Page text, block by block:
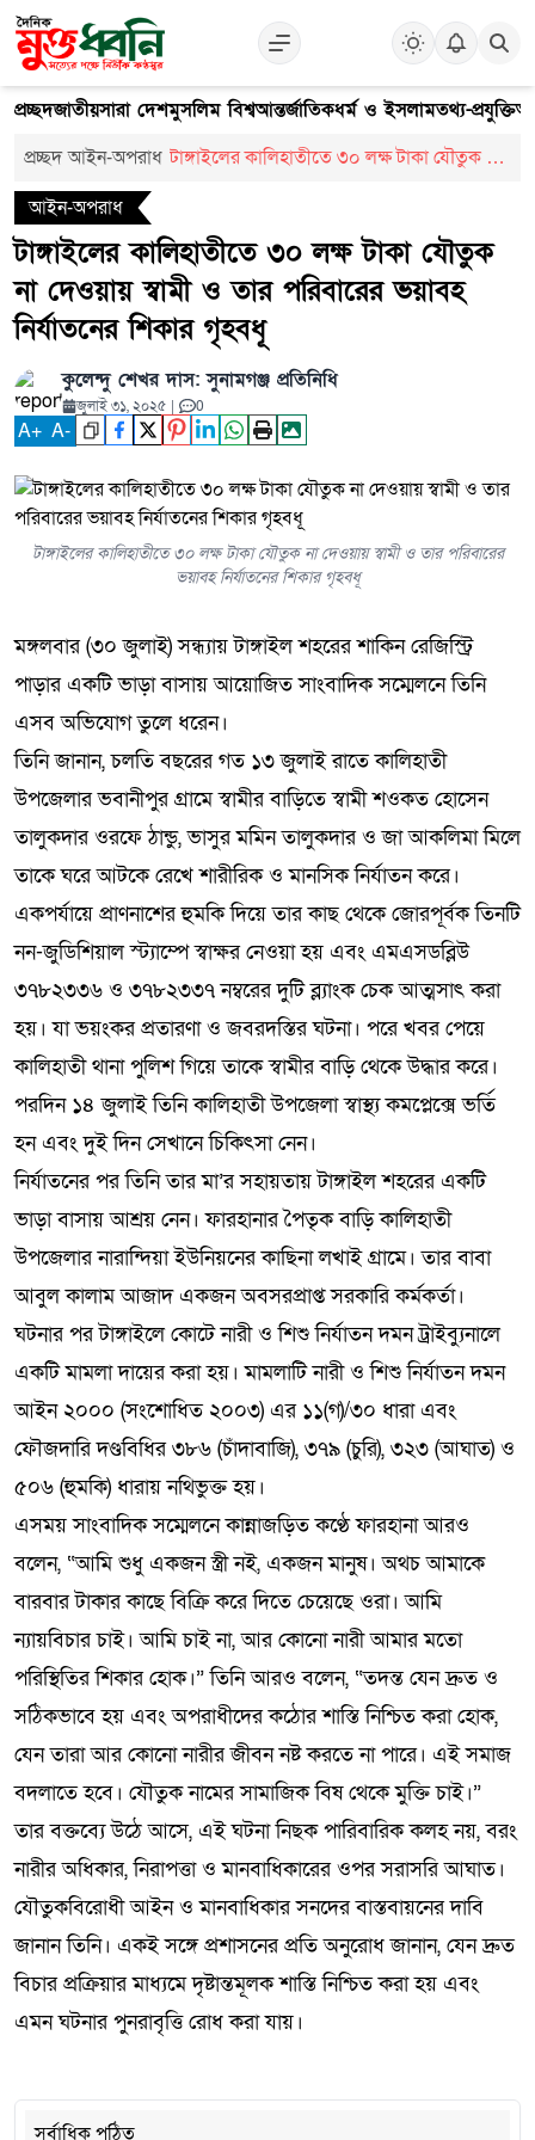
প্রচ্ছদজাতীয়সারা দেশমুসলিম বিশ্বআন্তর্জাতিকধর্ম ও ইসলামতথ্য-প্রযুক্তি
প্রচ্ছদ আইন-অপরাধ টাঙ্গাইলের কালিহাতীতে ৩০ লক্ষ টাকা যৌতুক না
আইন-অপরাধ
টাঙ্গাইলের কালিহাতীতে ৩০ লক্ষ টাকা যৌতুক
না দেওয়ায় স্বামী ও তার পরিবারের ভয়াবহ
নির্যাতনের শিকার গৃহবধূ
কুলেন্দু শেখর দাস: সুনামগঞ্জ প্রতিনিধি
জুলাই ৩১, ২০২৫ | 0
A+ A-
টাঙ্গাইলের কালিহাতীতে ৩০ লক্ষ টাকা যৌতুক না দেওয়ায় স্বামী ও তার পরিবারের
ভয়াবহ নির্যাতনের শিকার গৃহবধূ
মঙ্গলবার (৩০ জুলাই) সন্ধ্যায় টাঙ্গাইল শহরের শাকিন রেজিস্ট্রি
পাড়ার একটি ভাড়া বাসায় আয়োজিত সাংবাদিক সম্মেলনে তিনি
এসব অভিযোগ তুলে ধরেন।
তিনি জানান, চলতি বছরের গত ১৩ জুলাই রাতে কালিহাতী
উপজেলার ভবানীপুর গ্রামে স্বামীর বাড়িতে স্বামী শওকত হোসেন
তালুকদার ওরফে ঠান্ডু, ভাসুর মমিন তালুকদার ও জা আকলিমা মিলে
তাকে ঘরে আটকে রেখে শারীরিক ও মানসিক নির্যাতন করে।
একপর্যায়ে প্রাণনাশের হুমকি দিয়ে তার কাছ থেকে জোরপূর্বক তিনটি
নন-জুডিশিয়াল স্ট্যাম্পে স্বাক্ষর নেওয়া হয় এবং এমএসডব্লিউ
৩৭৮২৩৩৬ ও ৩৭৮২৩৩৭ নম্বরের দুটি ব্ল্যাংক চেক আত্মসাৎ করা
হয়। যা ভয়ংকর প্রতারণা ও জবরদস্তির ঘটনা। পরে খবর পেয়ে
কালিহাতী থানা পুলিশ গিয়ে তাকে স্বামীর বাড়ি থেকে উদ্ধার করে।
পরদিন ১৪ জুলাই তিনি কালিহাতী উপজেলা স্বাস্থ্য কমপ্লেক্সে ভর্তি
হন এবং দুই দিন সেখানে চিকিৎসা নেন।
নির্যাতনের পর তিনি তার মা’র সহায়তায় টাঙ্গাইল শহরের একটি
ভাড়া বাসায় আশ্রয় নেন। ফারহানার পৈতৃক বাড়ি কালিহাতী
উপজেলার নারান্দিয়া ইউনিয়নের কাছিনা লখাই গ্রামে। তার বাবা
আবুল কালাম আজাদ একজন অবসরপ্রাপ্ত সরকারি কর্মকর্তা।
ঘটনার পর টাঙ্গাইলে কোটে নারী ও শিশু নির্যাতন দমন ট্রাইব্যুনালে
একটি মামলা দায়ের করা হয়। মামলাটি নারী ও শিশু নির্যাতন দমন
আইন ২০০০ (সংশোধিত ২০০৩) এর ১১(গ)/৩০ ধারা এবং
ফৌজদারি দণ্ডবিধির ৩৮৬ (চাঁদাবাজি), ৩৭৯ (চুরি), ৩২৩ (আঘাত) ও
৫০৬ (হুমকি) ধারায় নথিভুক্ত হয়।
এসময় সাংবাদিক সম্মেলনে কান্নাজড়িত কণ্ঠে ফারহানা আরও
বলেন, “আমি শুধু একজন স্ত্রী নই, একজন মানুষ। অথচ আমাকে
বারবার টাকার কাছে বিক্রি করে দিতে চেয়েছে ওরা। আমি
ন্যায়বিচার চাই। আমি চাই না, আর কোনো নারী আমার মতো
পরিস্থিতির শিকার হোক।” তিনি আরও বলেন, “তদন্ত যেন দ্রুত ও
সঠিকভাবে হয় এবং অপরাধীদের কঠোর শাস্তি নিশ্চিত করা হোক,
যেন তারা আর কোনো নারীর জীবন নষ্ট করতে না পারে। এই সমাজ
বদলাতে হবে। যৌতুক নামের সামাজিক বিষ থেকে মুক্তি চাই।”
তার বক্তব্যে উঠে আসে, এই ঘটনা নিছক পারিবারিক কলহ নয়, বরং
নারীর অধিকার, নিরাপত্তা ও মানবাধিকারের ওপর সরাসরি আঘাত।
যৌতুকবিরোধী আইন ও মানবাধিকার সনদের বাস্তবায়নের দাবি
জানান তিনি। একই সঙ্গে প্রশাসনের প্রতি অনুরোধ জানান, যেন দ্রুত
বিচার প্রক্রিয়ার মাধ্যমে দৃষ্টান্তমূলক শাস্তি নিশ্চিত করা হয় এবং
এমন ঘটনার পুনরাবৃত্তি রোধ করা যায়।
সর্বাধিক পঠিত